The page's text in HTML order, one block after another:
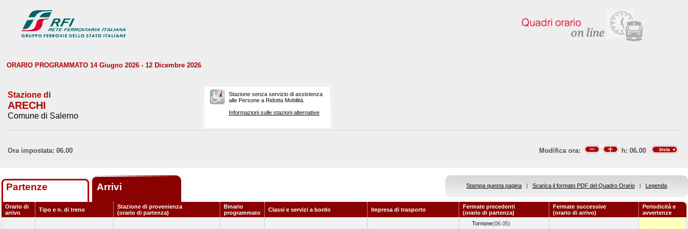
ORARIO PROGRAMMATO 14 Giugno 2026 - 12 Dicembre 2026
Stazione di
ARECHI
Comune di Salerno
Stazione senza servizio di assistenza
alle Persone a Ridotta Mobilità.
Informazioni sulle stazioni alternative
Ora impostata: 06.00 Modifica ora: h: 06.00
Partenze Arrivi Stampa questa pagina | Scarica il formato PDF del Quadro Orario | Legenda
Orario di
arrivo
Tipo e n. di treno
Stazione di provenienza
(orario di partenza)
Binario
programmato
Classi e servizi a bordo Impresa di trasporto
Fermate precedenti
(orario di partenza)
Fermate successive
(orario di arrivo)
Periodicità e
avvertenze
Torrione(06.05)